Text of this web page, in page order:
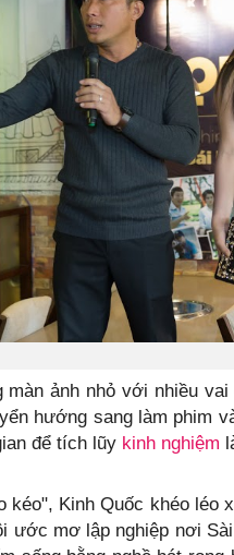
màn ảnh nhỏ với nhiều
hướng sang làm phim
để tích lũy kinh nghiệm
kéo", Kinh Quốc khéo léo
ước mơ lập nghiệp nơi